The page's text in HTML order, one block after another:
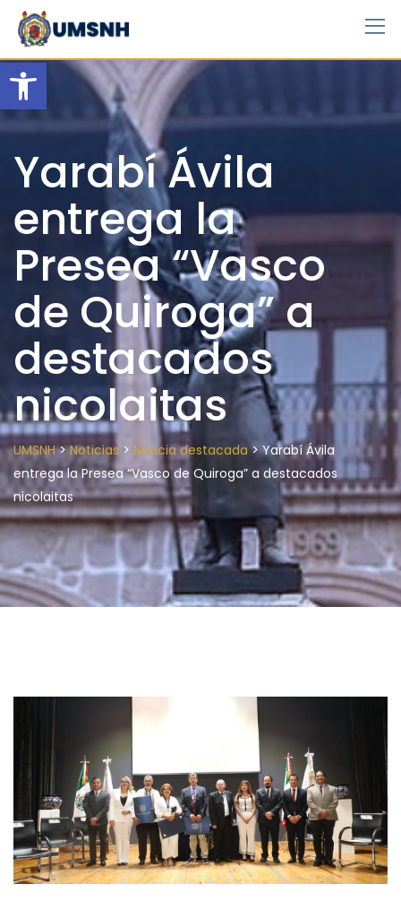
Open toolbar
Skip
content
Yarabí Ávila
entrega la
Presea “Vasco
de Quiroga” a
destacados
nicolaitas
UMSNH>Noticias > Noticia destacada>Yarabí Ávila
entrega la Presea “Vasco de Quiroga” a destacados
nicolaitas